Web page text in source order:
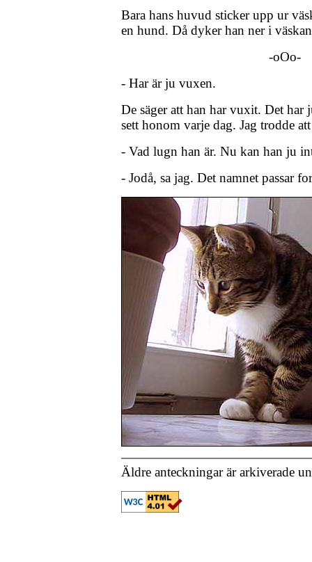
Bara hans huvud sticker upp ur
en hund. Då dyker han ner i
-oOo-
- Har är ju vuxen.
De säger att han har vuxit. Det har
sett honom varje dag. Jag trodde
- Vad lugn han är. Nu kan han ju
- Jodå, sa jag. Det namnet passar
Äldre anteckningar är arkiverade